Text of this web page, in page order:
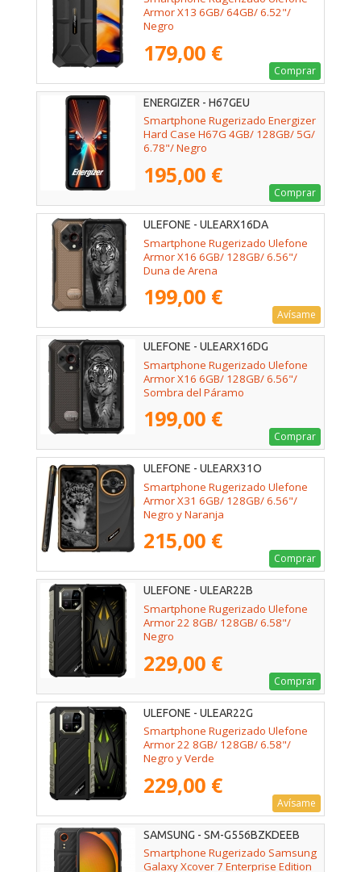
Armor X13 6GB/ 64GB/ 6.52"/
Negro
179,00 €
Comprar
ENERGIZER - H67GEU
Smartphone Rugerizado Energizer
Hard Case H67G 4GB/ 128GB/ 5G/
6.78"/ Negro
195,00 €
Comprar
ULEFONE - ULEARX16DA
Smartphone Rugerizado Ulefone
Armor X16 6GB/ 128GB/ 6.56"/
Duna de Arena
199,00 €
Avísame
ULEFONE - ULEARX16DG
Smartphone Rugerizado Ulefone
Armor X16 6GB/ 128GB/ 6.56"/
Sombra del Páramo
199,00 €
Comprar
ULEFONE - ULEARX31O
Smartphone Rugerizado Ulefone
Armor X31 6GB/ 128GB/ 6.56"/
Negro y Naranja
215,00 €
Comprar
ULEFONE - ULEAR22B
Smartphone Rugerizado Ulefone
Armor 22 8GB/ 128GB/ 6.58"/
Negro
229,00 €
Comprar
ULEFONE - ULEAR22G
Smartphone Rugerizado Ulefone
Armor 22 8GB/ 128GB/ 6.58"/
Negro y Verde
229,00 €
Avísame
SAMSUNG - SM-G556BZKDEEB
Smartphone Rugerizado Samsung
Galaxy Xcover 7 Enterprise Edition